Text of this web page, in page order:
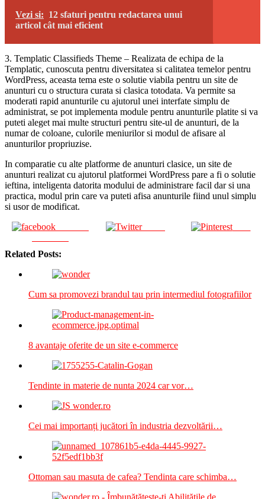
Vezi si: 12 sfaturi pentru redactarea unui
articol cât mai eficient
3. Templatic Classifieds Theme – Realizata de echipa de la
Templatic, cunoscuta pentru diversitatea si calitatea temelor pentru
WordPress, aceasta tema este o solutie viabila pentru un site de
anunturi cu o structura curata si clasica totodata. Va permite sa
moderati rapid anunturile cu ajutorul unei interfate simplu de
administrat, se pot implementa module pentru anunturile platite si va
puteti aleget mai multe structuri pentru site-ul de anunturi, de la
numar de coloane, culorile meniurilor si modul de afisare al
anunturilor propriuzise.
In comparatie cu alte platforme de anunturi clasice, un site de
anunturi realizat cu ajutorul platformei WordPress pare a fi o solutie
ieftina, inteligenta datorita modului de administrare facil dar si una
practica, modul prin care va puteti afisa anunturile fiind unul simplu
si usor de modificat.
Tweet Save
Related Posts:
Cum sa promovezi brandul tau prin intermediul fotografiilor
8 avantaje oferite de un site e-commerce
Tendinte in materie de nunta 2024 car vor…
Cei mai importanți jucători în industria dezvoltării…
Ottoman sau masuta de cafea? Tendinta care schimba…